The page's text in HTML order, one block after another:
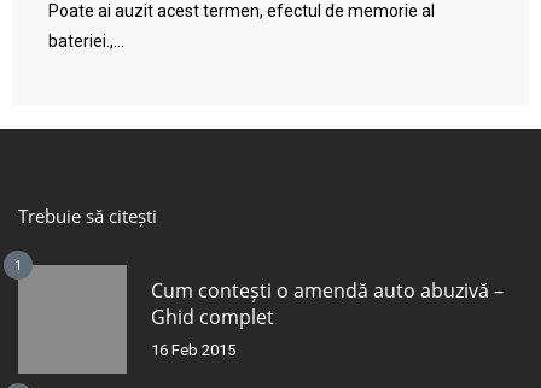
Poate ai auzit acest termen, efectul de memorie al
bateriei.,...
Trebuie să citești
1
Cum contești o amendă auto abuzivă –
Ghid complet
16 Feb 2015